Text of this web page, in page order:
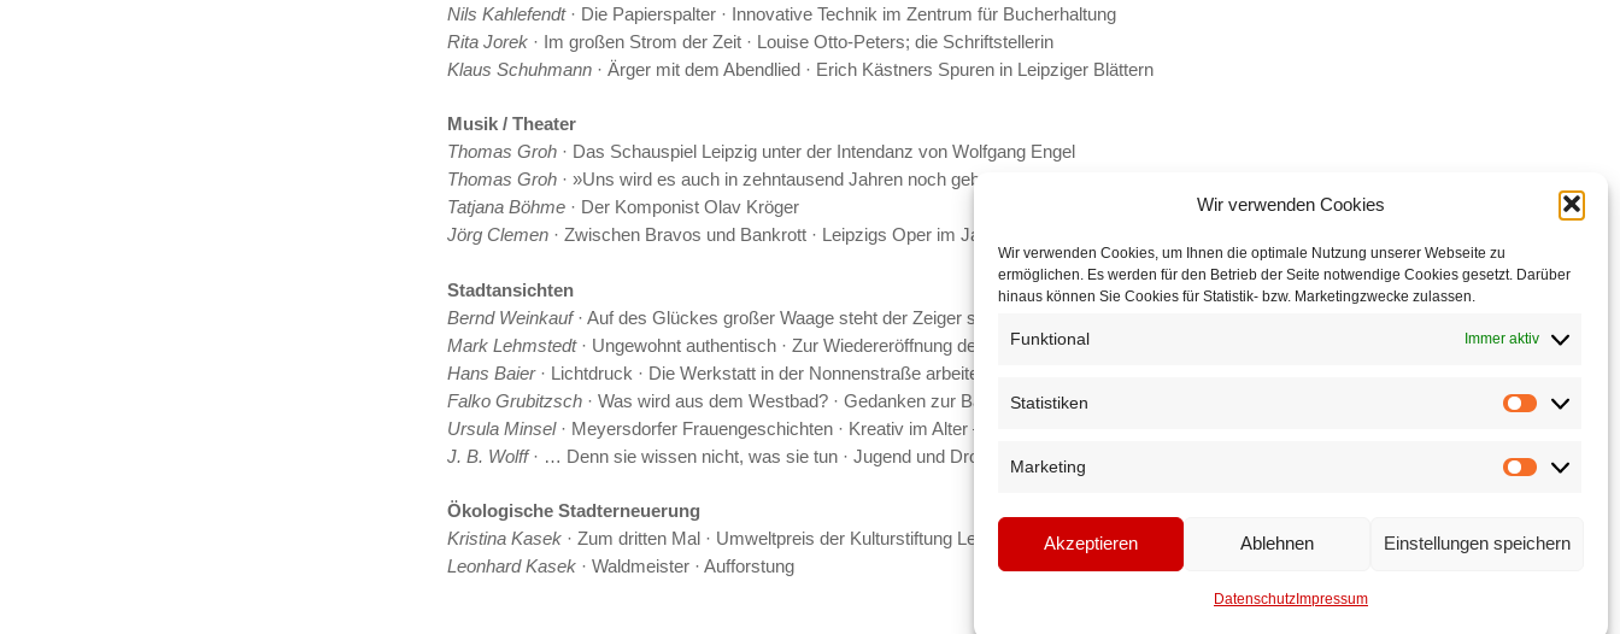
Wir verwenden Cookies
Wir verwenden Cookies, um Ihnen die optimale Nutzung unserer Webseite zu
ermöglichen. Es werden für den Betrieb der Seite notwendige Cookies gesetzt. Darüber
hinaus können Sie Cookies für Statistik- bzw. Marketingzwecke zulassen.
Funktional Immer aktiv
Statistiken
Statistiken
Marketing
Marketing
Akzeptieren Ablehnen Einstellungen speichern
DatenschutzImpressum
Nils Kahlefendt· Die Papierspalter · Innovative Technik im Zentrum für Bucherhaltung
Rita Jorek· Im großen Strom der Zeit · Louise Otto-Peters; die Schriftstellerin
Klaus Schuhmann· Ärger mit dem Abendlied · Erich Kästners Spuren in Leipziger Blättern
Musik / Theater
Thomas Groh· Das Schauspiel Leipzig unter der Intendanz von Wolfgang Engel
Thomas Groh· »Uns wird es auch in zehntausend Jahren noch geben«
Tatjana Böhme· Der Komponist Olav Kröger
Jörg Clemen· Zwischen Bravos und Bankrott · Leipzigs Oper im Jahre 10 nach der Wende
Stadtansichten
Bernd Weinkauf· Auf des Glückes großer Waage steht der Zeiger selten ein · »Zum Arabischen Coffe Baum« – Wirtshaus und Kaffemuseum
Mark Lehmstedt· Ungewohnt authentisch · Zur Wiedereröffnung des Schillerhauses
Hans Baier· Lichtdruck · Die Werkstatt in der Nonnenstraße arbeitet für den Erhalt einer unersetzlichen Technik
Falko Grubitzsch· Was wird aus dem Westbad? · Gedanken zur Baugeschichte und den Perspektiven eines wertvollen Kulturdenkmals
Ursula Minsel· Meyersdorfer Frauengeschichten · Kreativ im Alter – entdecken, erleben, selber tun
J. B. Wolff· … Denn sie wissen nicht, was sie tun · Jugend und Drogen
Ökologische Stadterneuerung
Kristina Kasek· Zum dritten Mal · Umweltpreis der Kulturstiftung Leipzig 1999
Leonhard Kasek· Waldmeister · Aufforstung